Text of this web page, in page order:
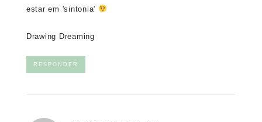
estar em 'sintonia'
Drawing Dreaming
RESPONDER